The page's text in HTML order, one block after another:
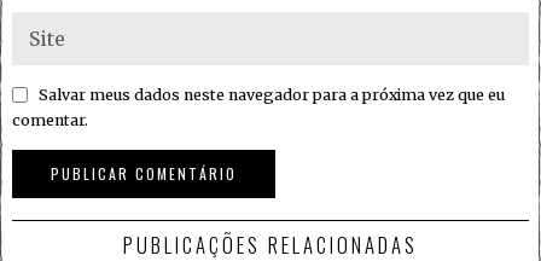
Salvar meus dados neste navegador para a próxima vez que eu
comentar.
PUBLICAÇÕES RELACIONADAS